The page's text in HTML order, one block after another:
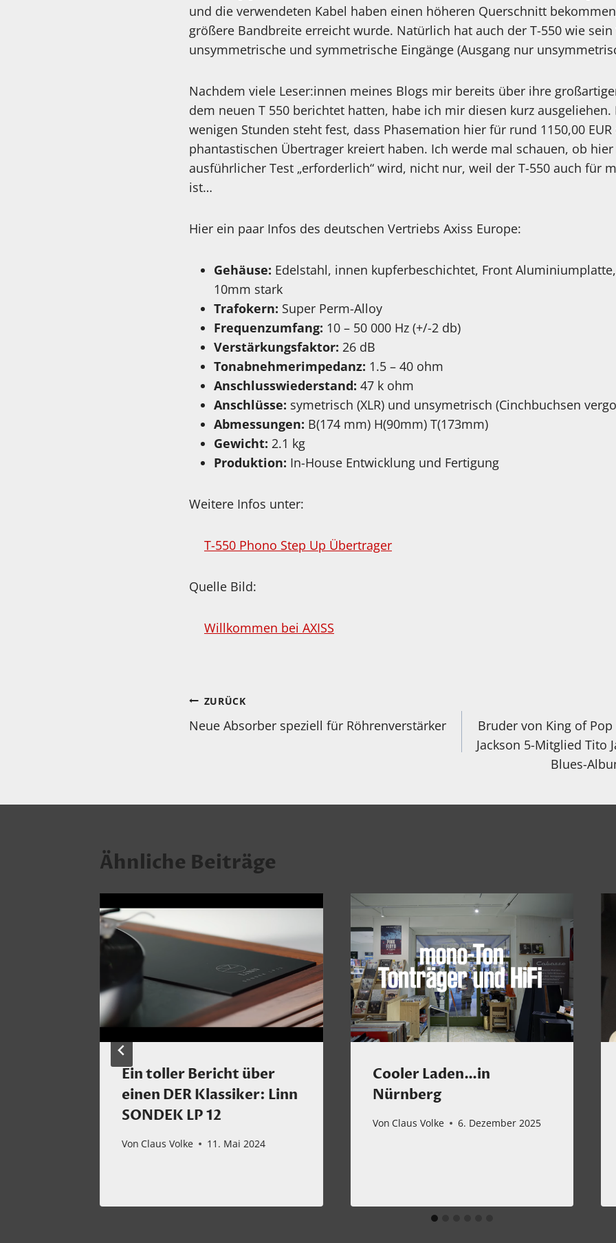
und die verwendeten Kabel haben einen höheren Querschnitt
größere Bandbreite erreicht wurde. Natürlich hat auch der T-550 wie
unsymmetrische und symmetrische Eingänge (Ausgang nur
Nachdem viele Leser:innen meines Blogs mir bereits über ihre
dem neuen T 550 berichtet hatten, habe ich mir diesen kurz ausgeliehen.
wenigen Stunden steht fest, dass Phasemation hier für rund 1150,00 EUR
phantastischen Übertrager kreiert haben. Ich werde mal schauen, ob
ausführlicher Test „erforderlich“ wird, nicht nur, weil der T-550 auch für
ist…
Hier ein paar Infos des deutschen Vertriebs Axiss Europe:
Gehäuse: Edelstahl, innen kupferbeschichtet, Front
10mm stark
Trafokern: Super Perm-Alloy
Frequenzumfang: 10 – 50 000 Hz (+/-2 db)
Verstärkungsfaktor: 26 dB
Tonabnehmerimpedanz: 1.5 – 40 ohm
Anschlusswiederstand: 47 k ohm
Anschlüsse: symetrisch (XLR) und unsymetrisch (Cinchbuchsen
Abmessungen: B(174 mm) H(90mm) T(173mm)
Gewicht: 2.1 kg
Produktion: In-House Entwicklung und Fertigung
Weitere Infos unter:
T-550 Phono Step Up Übertrager
Quelle Bild:
Willkommen bei AXISS
Beitragsnavigation
ZURÜCK
Neue Absorber speziell für Röhrenverstärker
Bruder von King of
Jackson 5-Mitglied Tito
Blues-
Ähnliche Beiträge
Ein toller Bericht über
einen DER Klassiker: Linn
SONDEK LP 12
Von Claus Volke 11. Mai 2024
Cooler Laden…in
Nürnberg
Von Claus Volke 6. Dezember 2025